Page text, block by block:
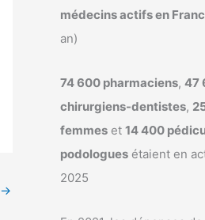
→
médecins actifs en
an)
74 600 pharmaciens, 47
chirurgiens-dentistes,
femmes et 14 400
podologues étaient en
2025